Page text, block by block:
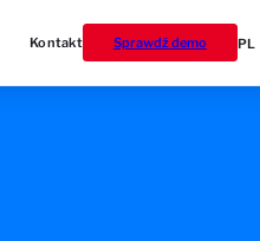
Kontakt Sprawdź demo PL